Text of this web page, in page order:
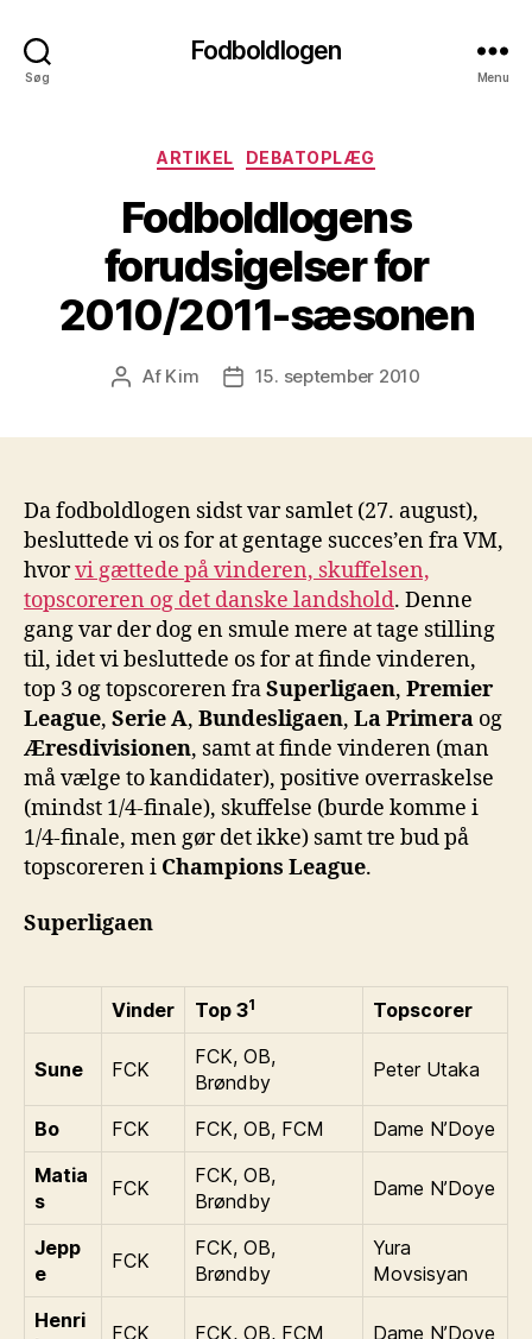
Søg
Fodboldlogen
Menu
Kategorier
ARTIKEL DEBATOPLÆG
Fodboldlogens
forudsigelser for
2010/2011-sæsonen
Indlægsforfatter
Af Kim Indlægsdato
15. september 2010
Da fodboldlogen sidst var samlet (27. august),
besluttede vi os for at gentage succes’en fra VM,
hvorvi gættede på vinderen, skuffelsen,
topscoreren og det danske landshold. Denne
gang var der dog en smule mere at tage stilling
til, idet vi besluttede os for at finde vinderen,
top 3 og topscoreren fraSuperligaen, Premier
League, Serie A, Bundesligaen, La Primera og
Æresdivisionen, samt at finde vinderen (man
må vælge to kandidater), positive overraskelse
(mindst 1/4-finale), skuffelse (burde komme i
1/4-finale, men gør det ikke) samt tre bud på
topscoreren i Champions League.
Superligaen
Vinder Top 31 Topscorer
Sune FCK
FCK, OB,
Brøndby
Peter Utaka
Bo FCK FCK, OB, FCM
Dame N’Doye
Matia
s
FCK
FCK, OB,
Brøndby
Dame N’Doye
Jepp
e
FCK
FCK, OB,
Brøndby
Yura
Movsisyan
Henri
FCK FCK, OB, FCM Dame N’Doye